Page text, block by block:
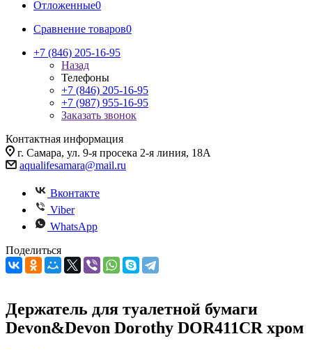
Отложенные0
Сравнение товаров0
+7 (846) 205-16-95
Назад
Телефоны
+7 (846) 205-16-95
+7 (987) 955-16-95
Заказать звонок
Контактная информация
г. Самара, ул. 9-я просека 2-я линия, 18А
aqualifesamara@mail.ru
Вконтакте
Viber
WhatsApp
Поделиться
Держатель для туалетной бумаги
Devon&Devon Dorothy DOR411CR хром